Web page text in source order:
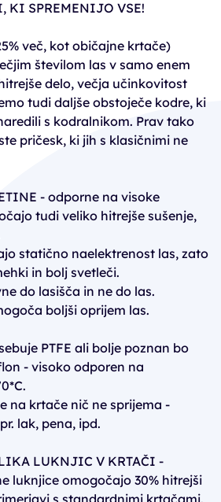
KI SPREMENIJO VSE!
več, kot običajne krtače)
številom las v samo enem
delo, večja učinkovitost
tudi daljše obstoječe kodre, ki
s kodralnikom. Prav tako
pričesk, ki jih s klasičnimi ne
- odporne na visoke
tudi veliko hitrejše sušenje,
statično naelektrenost las, zato
in bolj svetleči.
do lasišča in ne do las.
boljši oprijem las.
PTFE ali bolje poznan bo
- visoko odporen na
na krtače nič ne sprijema -
lak, pena, ipd.
LUKNJIC V KRTAČI -
luknjice omogočajo 30% hitrejši
s standardnimi krtačami.